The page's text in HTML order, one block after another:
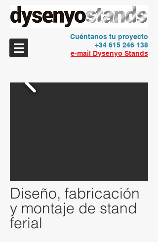
Cuéntanos tu proyecto
+34 615 246 138
e-mail Dysenyo Stands
Diseño, fabricación
y montaje de stand
ferial